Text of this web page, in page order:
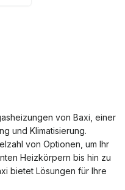
von Baxi, einer
und Klimatisierung.
von Optionen, um Ihr
Heizkörpern bis hin zu
bietet Lösungen für Ihre